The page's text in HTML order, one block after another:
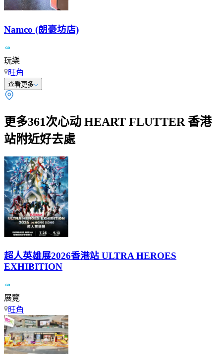
Namco (朗豪坊店)
玩樂
旺角
查看更多
更多361次心动 HEART FLUTTER 香港
站附近好去處
超人英雄展2026香港站 ULTRA HEROES
EXHIBITION
展覽
旺角